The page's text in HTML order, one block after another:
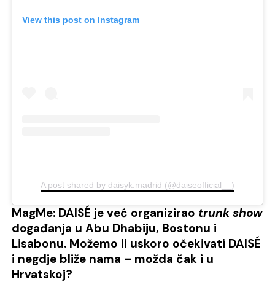
View this post on Instagram
A post shared by daisyk.madrid (@daiseofficial__)
MagMe: DAISÉ je već organizirao trunk show
događanja u Abu Dhabiju, Bostonu i
Lisabonu. Možemo li uskoro očekivati DAISÉ
i negdje bliže nama – možda čak i u
Hrvatskoj?